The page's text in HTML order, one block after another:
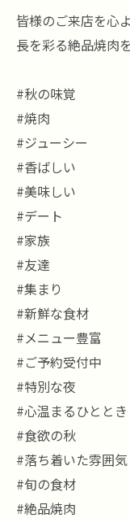
皆様のご来店を心
長を彩る絶品焼肉
#秋の味覚
#焼肉
#ジューシー
#香ばしい
#美味しい
#デート
#家族
#友達
#集まり
#新鮮な食材
#メニュー豊富
#ご予約受付中
#特別な夜
#心温まるひととき
#食欲の秋
#落ち着いた雰囲気
#旬の食材
#絶品焼肉